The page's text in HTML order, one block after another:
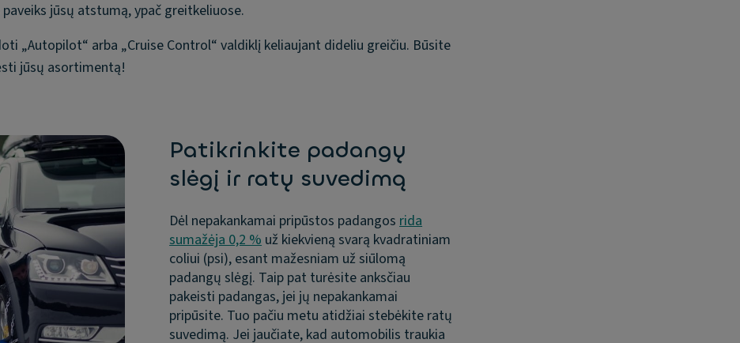
jūsų atstumą, ypač greitkeliuose.
„Autopilot“ arba „Cruise Control“ valdiklį keliaujant dideliu greičiu. Būsite
jūsų asortimentą!
Patikrinkite padangų
slėgį ir ratų suvedimą
Dėl nepakankamai pripūstos padangosrida
sumažėja 0,2 % už kiekvieną svarą kvadratiniam
coliui (psi), esant mažesniam už siūlomą
padangų slėgį. Taip pat turėsite anksčiau
pakeisti padangas, jei jų nepakankamai
pripūsite. Tuo pačiu metu atidžiai stebėkite ratų
suvedimą. Jei jaučiate, kad automobilis traukia